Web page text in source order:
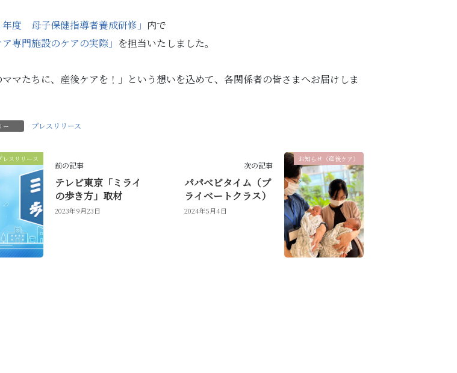
年度 母子保健指導者養成研修」 内で
ア専門施設のケアの実際」 を担当いたしました。
ママたちに、産後ケアを！」という想いを込めて、各関係者の皆さまへお届けしま
ー プレスリリース
レスリリース
前の記事
テレビ東京「ミライ
の歩き方」取材
2023年9月23日
お知らせ（産後ケア）
次の記事
パパべビタイム（プ
ライベートクラス）
2024年5月4日